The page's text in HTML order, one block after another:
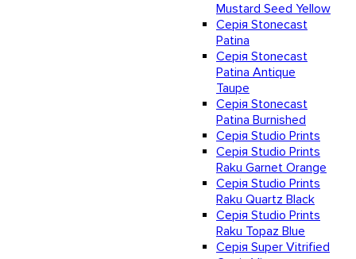
Mustard Seed Yellow
Серія Stonecast
Patina
Серія Stonecast
Patina Antique
Taupe
Серія Stonecast
Patina Burnished
Серія Studio Prints
Серія Studio Prints
Raku Garnet Orange
Серія Studio Prints
Raku Quartz Black
Серія Studio Prints
Raku Topaz Blue
Серія Super Vitrified